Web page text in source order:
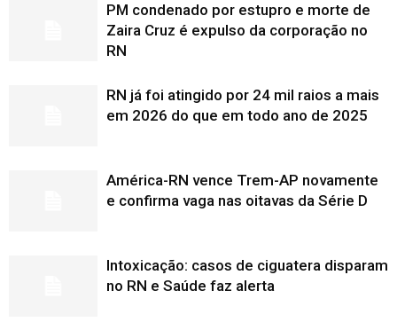
PM condenado por estupro e morte de
Zaira Cruz é expulso da corporação no
RN
RN já foi atingido por 24 mil raios a mais
em 2026 do que em todo ano de 2025
América-RN vence Trem-AP novamente
e confirma vaga nas oitavas da Série D
Intoxicação: casos de ciguatera disparam
no RN e Saúde faz alerta